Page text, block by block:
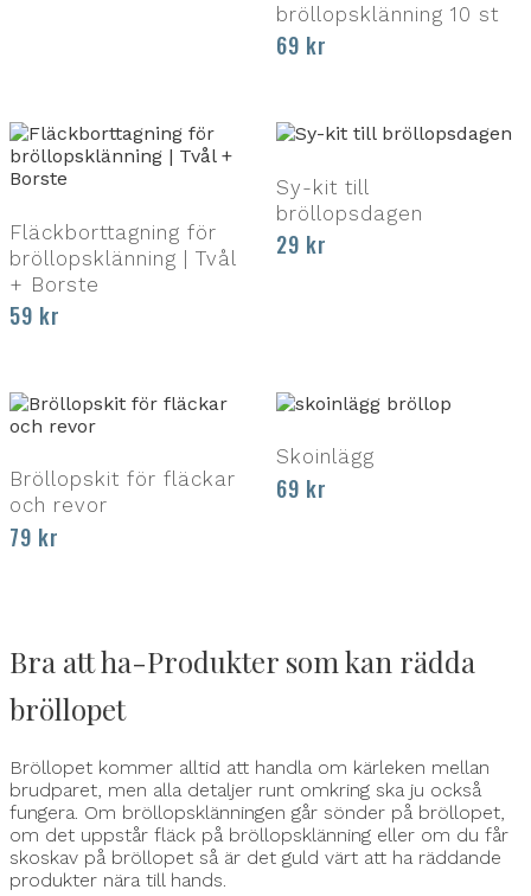
bröllopsklänning 10 st
69 kr
Fläckborttagning för
bröllopsklänning | Tvål
+ Borste
59 kr
Sy-kit till
bröllopsdagen
29 kr
Bröllopskit för fläckar
och revor
79 kr
Skoinlägg
69 kr
Bra att ha-Produkter som kan rädda
bröllopet
Bröllopet kommer alltid att handla om kärleken mellan
brudparet, men alla detaljer runt omkring ska ju också
fungera. Om bröllopsklänningen går sönder på bröllopet,
om det uppstår fläck på bröllopsklänning eller om du får
skoskav på bröllopet så är det guld värt att ha räddande
produkter nära till hands.